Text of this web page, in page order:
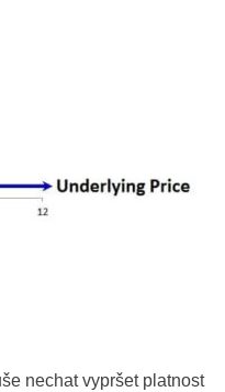
nechat vypršet platnost